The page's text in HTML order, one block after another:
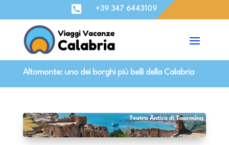
 +39 347 6443109
Altomonte: uno dei borghi più belli della Calabria